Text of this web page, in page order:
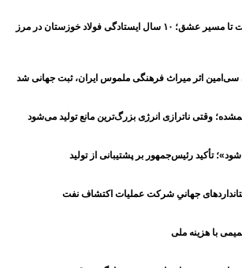
از چرخ‌دنده‌های صنعت تا مسیر عشق؛ ۱۰ سال ایستادگی فولاد خوزستان در مرز
سی‌امین اثر میراث‌ فرهنگی ملموس ایران، ثبت جهانی شد
تأکید رئیس‌جمهور بر پشتیبانی از تولید
با هزینه ملی